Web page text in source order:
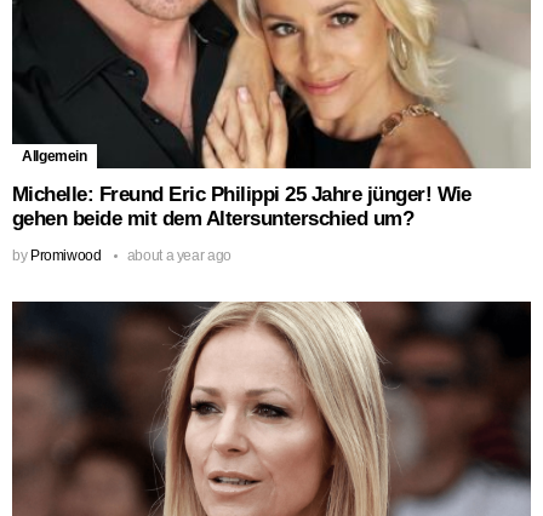
Allgemein
Michelle: Freund Eric Philippi 25 Jahre jünger! Wie
gehen beide mit dem Altersunterschied um?
by Promiwood about a year ago